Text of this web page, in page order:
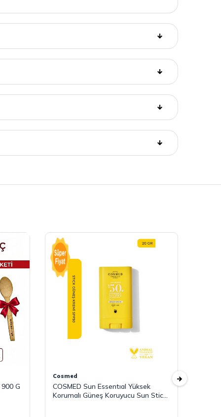
G
Cosmed
COSMED Sun Essentıal Yüksek
Korumalı Güneş Koruyucu Sun Stick